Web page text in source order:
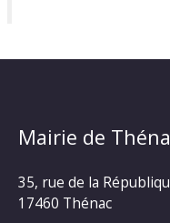
Mairie de
35, rue de la
17460 Thénac